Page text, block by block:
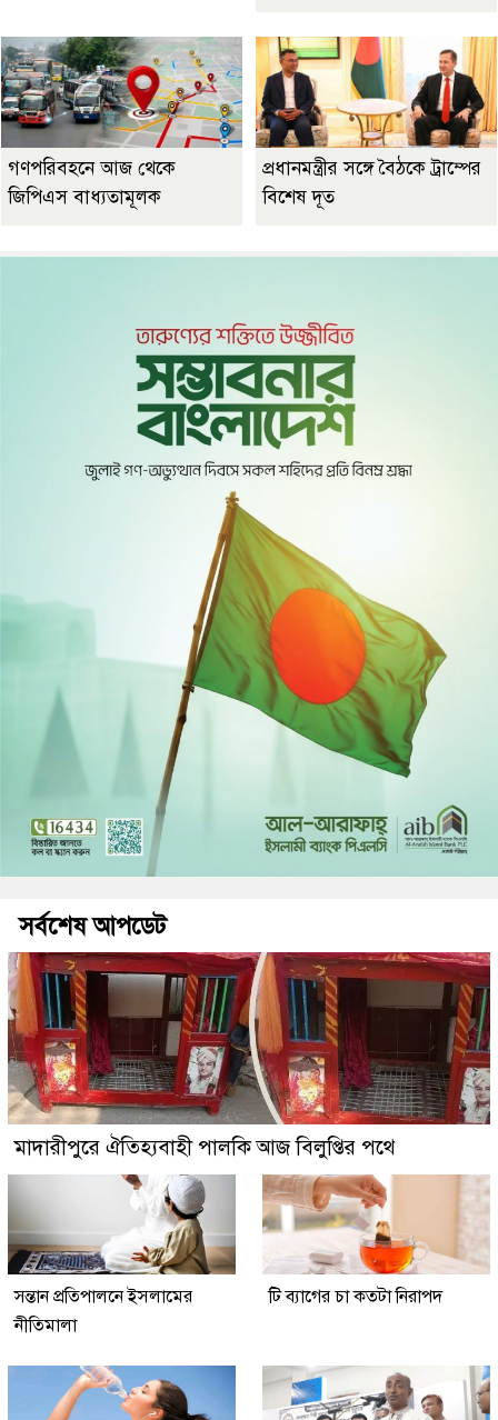
গণপরিবহনে আজ থেকে
জিপিএস বাধ্যতামূলক
প্রধানমন্ত্রীর সঙ্গে বৈঠকে ট্রাম্পের
বিশেষ দূত
সর্বশেষ আপডেট
মাদারীপুরে ঐতিহ্যবাহী পালকি আজ বিলুপ্তির পথে
সন্তান প্রতিপালনে ইসলামের
নীতিমালা
টি ব্যাগের চা কতটা নিরাপদ